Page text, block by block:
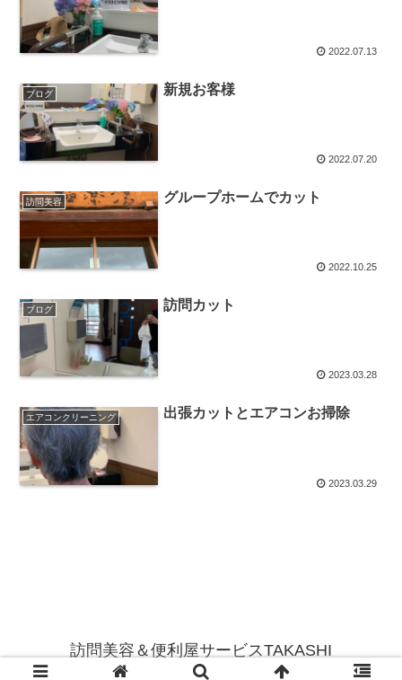
2022.07.13
ブログ 新規お客様
2022.07.20
訪問美容 グループホームでカット
2022.10.25
ブログ 訪問カット
2023.03.28
エアコンクリーニング 出張カットとエアコンお掃除
2023.03.29
訪問美容＆便利屋サービスTAKASHI
© 2021 訪問美容＆便利屋サービスTAKASHI.